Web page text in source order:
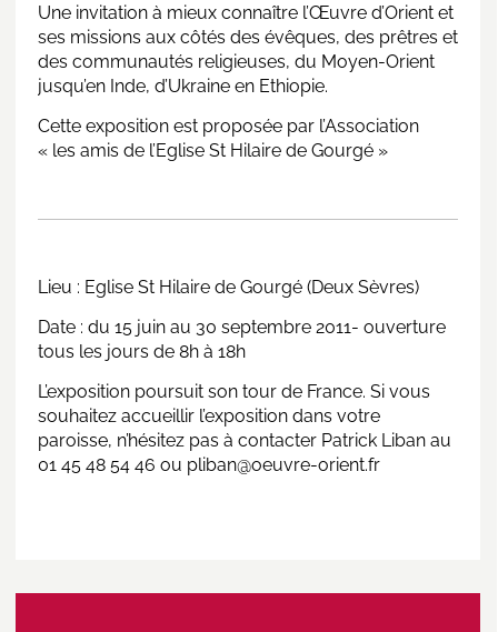
Une invitation à mieux connaître l’Œuvre d’Orient et
ses missions aux côtés des évêques, des prêtres et
des communautés religieuses, du Moyen-Orient
jusqu’en Inde, d’Ukraine en Ethiopie.
Cette exposition est proposée par l’Association
« les amis de l’Eglise St Hilaire de Gourgé »
Lieu : Eglise St Hilaire de Gourgé (Deux Sèvres)
Date : du 15 juin au 30 septembre 2011- ouverture
tous les jours de 8h à 18h
L’exposition poursuit son tour de France. Si vous
souhaitez accueillir l’exposition dans votre
paroisse, n’hésitez pas à contacter Patrick Liban au
01 45 48 54 46 ou pliban@oeuvre-orient.fr